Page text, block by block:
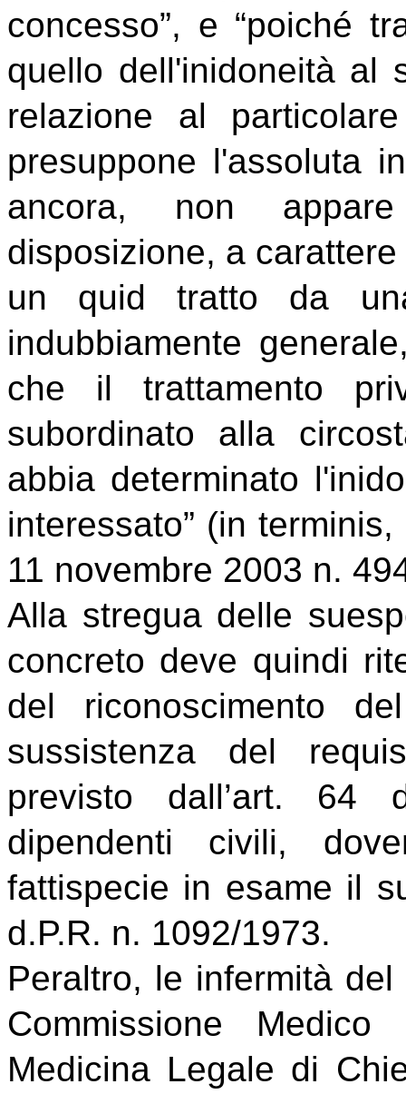
concesso”, e “poiché
quello dell'inidoneità al
relazione al
presuppone l'assoluta
ancora, non
disposizione, a
un quid tratto da
indubbiamente
che il trattamento
subordinato alla
abbia determinato
interessato” (in
11 novembre 2003 n.
Alla stregua delle
concreto deve quindi
del riconoscimento
sussistenza del
previsto dall’art. 64
dipendenti civili,
fattispecie in esame il
d.P.R. n. 1092/1973.
Peraltro, le infermità
Commissione
Medicina Legale di